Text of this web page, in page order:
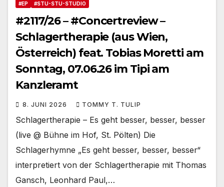
#EP #STU-STU-STUDIO
#2117/26 – #Concertreview –
Schlagertherapie (aus Wien,
Österreich) feat. Tobias Moretti am
Sonntag, 07.06.26 im Tipi am
Kanzleramt
8. JUNI 2026 TOMMY T. TULIP
Schlagertherapie – Es geht besser, besser, besser
(live @ Bühne im Hof, St. Pölten) Die
Schlagerhymne „Es geht besser, besser, besser“
interpretiert von der Schlagertherapie mit Thomas
Gansch, Leonhard Paul,…